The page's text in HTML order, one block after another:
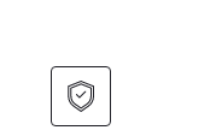
tarafımıza